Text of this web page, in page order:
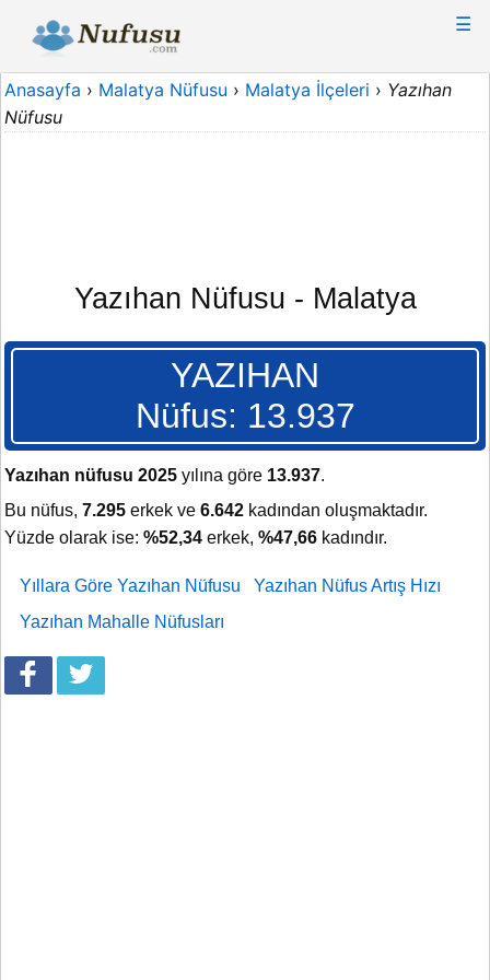
☰
Anasayfa › Malatya Nüfusu › Malatya İlçeleri › Yazıhan
Nüfusu
Yazıhan Nüfusu - Malatya
YAZIHAN
Nüfus: 13.937
Yazıhan nüfusu 2025 yılına göre 13.937.
Bu nüfus, 7.295 erkek ve 6.642 kadından oluşmaktadır.
Yüzde olarak ise: %52,34 erkek, %47,66 kadındır.
Yıllara Göre Yazıhan Nüfusu
Yazıhan Nüfus Artış Hızı
Yazıhan Mahalle Nüfusları